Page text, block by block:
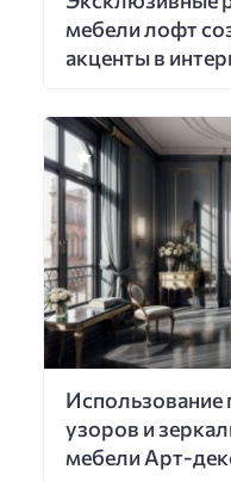
мебели лофт
акценты в
Использование
узоров и
мебели Арт-